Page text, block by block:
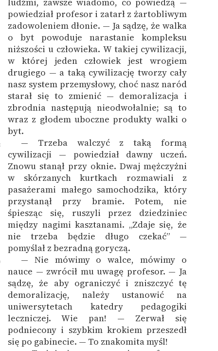
powiedział profesor i zatarł z żartobliwym
zadowoleniem dłonie. — Ja sądzę, że walka
o byt powoduje narastanie kompleksu
niższości u człowieka. W takiej cywilizacji,
w której jeden człowiek jest wrogiem
drugiego — a taką cywilizację tworzy cały
nasz system przemysłowy, choć nasz naród
starał się to zmienić — demoralizacja i
zbrodnia następują nieodwołalnie; są to
wraz z głodem uboczne produkty walki o
byt.
— Trzeba walczyć z taką formą
cywilizacji — powiedział dawny uczeń.
Znowu stanął przy oknie. Dwaj mężczyżni
w skórzanych kurtkach rozmawiali z
pasażerami małego samochodzika, który
przystanął przy bramie. Potem, nie
śpiesząc się, ruszyli przez dziedziniec
między nagimi kasztanami. „Zdaje się, że
nie trzeba będzie długo czekać” —
pomyślał z bezradną goryczą.
— Nie mówimy o walce, mówimy o
nauce — zwrócił mu uwagę profesor. — Ja
sądzę, że aby ograniczyć i zniszczyć tę
demoralizację, należy ustanowić na
uniwersytetach katedry pedagogiki
leczniczej. Wie pan! — Zerwał się
podniecony i szybkim krokiem przeszedł
się po gabinecie. — To znakomita myśl!